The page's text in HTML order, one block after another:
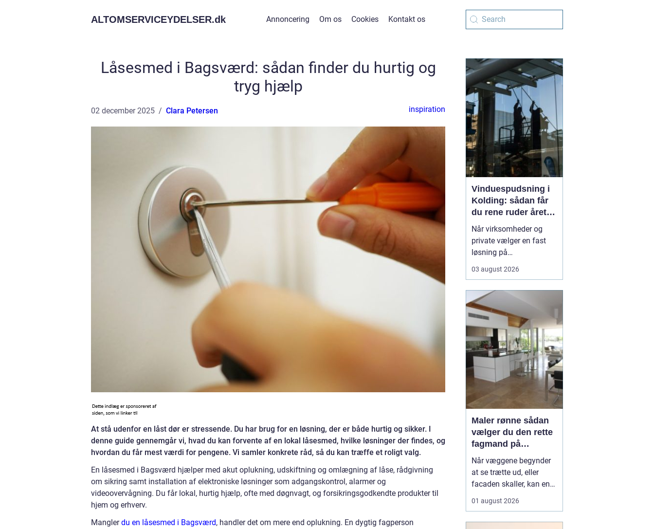
ALTOMSERVICEYDELSER.dk Annoncering Om os Cookies Kontakt os
Låsesmed i Bagsværd: sådan finder du hurtig og
tryg hjælp
02 december 2025 Clara Petersen inspiration
At stå udenfor en låst dør er stressende. Du har brug for en løsning, der er både hurtig og sikker. I
denne guide gennemgår vi, hvad du kan forvente af en lokal låsesmed, hvilke løsninger der findes, og
hvordan du får mest værdi for pengene. Vi samler konkrete råd, så du kan træffe et roligt valg.
En låsesmed i Bagsværd hjælper med akut oplukning, udskiftning og omlægning af låse, rådgivning
om sikring samt installation af elektroniske løsninger som adgangskontrol, alarmer og
videoovervågning. Du får lokal, hurtig hjælp, ofte med døgnvagt, og forsikringsgodkendte produkter til
hjem og erhverv.
Manglerdu en låsesmed i Bagsværd, handler det om mere end oplukning. En dygtig fagperson
Vinduespudsning i
Kolding: sådan får
du rene ruder året
rundt
Når virksomheder og
private vælger en fast
løsning på
både mere dagslys, et
førstehåndsindtryk og
mindre praktisk bøvl i
hverdagen. Mange i
området v&aeli...
03 august 2026
Maler rønne sådan
vælger du den rette
fagmand på
bornholm
Når væggene begynder
at se trætte ud, eller
facaden skaller, kan en
enorm forskel. Mange
01 august 2026